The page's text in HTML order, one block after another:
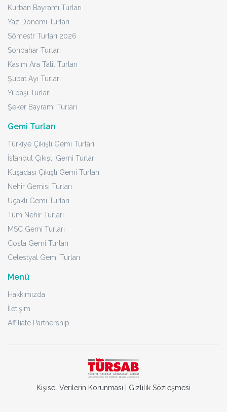
Kurban Bayramı Turları
Yaz Dönemi Turları
Sömestr Turları 2026
Sonbahar Turları
Kasım Ara Tatil Turları
Şubat Ayı Turları
Yılbaşı Turları
Şeker Bayramı Turları
Gemi Turları
Türkiye Çıkışlı Gemi Turları
İstanbul Çıkışlı Gemi Turları
Kuşadası Çıkışlı Gemi Turları
Nehir Gemisi Turları
Uçaklı Gemi Turları
Tüm Nehir Turları
MSC Gemi Turları
Costa Gemi Turları
Celestyal Gemi Turları
Menü
Hakkımızda
İletişim
Affiliate Partnership
Kişisel Verilerin Korunması Gizlilik Sözleşmesi